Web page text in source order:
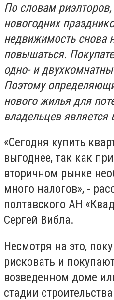
По словам
новогодних
недвижимость снова
повышаться.
одно- и
Поэтому
нового жилья для
владельцев является
«Сегодня купить
выгоднее, так как
вторичном рынке
много налогов», -
полтавского АН
Сергей Вибла.
Несмотря на это,
рисковать и
возведенном доме
стадии